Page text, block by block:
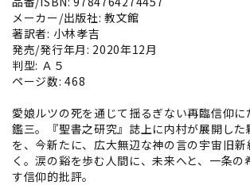
メーカー/出版社: 教文館
著訳者: 小林孝吉
発売/発行年月: 2020年12月
判型: Ａ５
ページ数: 468
愛娘ルツの死を通じて揺るぎない再臨信仰
鑑三。『聖書之研究』誌上に内村が展開した
を、今新たに、広大無辺な神の言の宇宙――旧新
く。涙の谿を歩む人間に、未来へと、一条の
す信仰的批評。